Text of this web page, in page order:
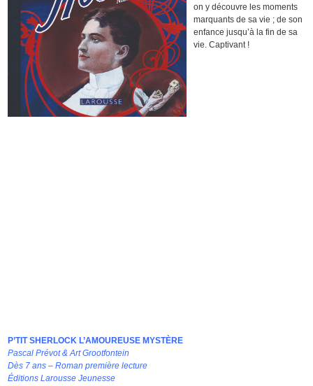
on y découvre les moments
marquants de sa vie ; de son
enfance jusqu’à la fin de sa
vie. Captivant !
P’TIT SHERLOCK L’AMOUREUSE MYSTÈRE
Pascal Prévot & Art Grootfontein
Dès 7 ans – Roman première lecture
Éditions Larousse Jeunesse